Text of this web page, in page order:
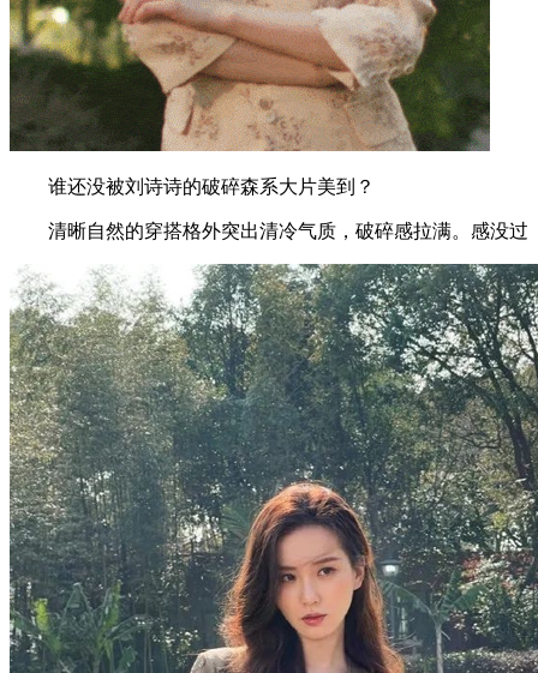
谁还没被刘诗诗的破碎森系大片美到？
清晰自然的穿搭格外突出清冷气质，破碎感拉满。感没过